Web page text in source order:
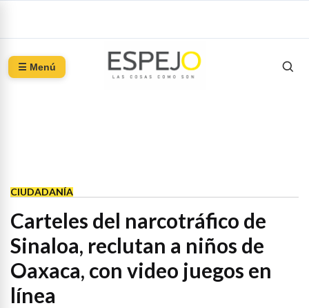
☰ Menú
CIUDADANÍA
Carteles del narcotráfico de
Sinaloa, reclutan a niños de
Oaxaca, con video juegos en
línea